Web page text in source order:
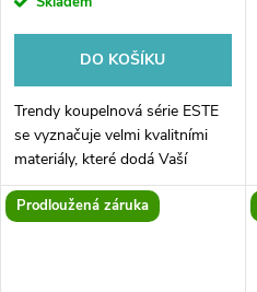
DO KOŠÍKU
Trendy koupelnová série ESTE
se vyznačuje velmi kvalitními
materiály, které dodá Vaší
koupelně velmi svěží vzhled.
Koupelnová série je vyrobena
Prodloužená záruka